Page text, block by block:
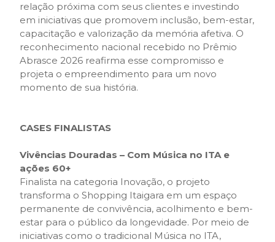
relação próxima com seus clientes e investindo
em iniciativas que promovem inclusão, bem-estar,
capacitação e valorização da memória afetiva. O
reconhecimento nacional recebido no Prêmio
Abrasce 2026 reafirma esse compromisso e
projeta o empreendimento para um novo
momento de sua história.
CASES FINALISTAS
Vivências Douradas – Com Música no ITA e
ações 60+
Finalista na categoria Inovação, o projeto
transforma o Shopping Itaigara em um espaço
permanente de convivência, acolhimento e bem-
estar para o público da longevidade. Por meio de
iniciativas como o tradicional Música no ITA,